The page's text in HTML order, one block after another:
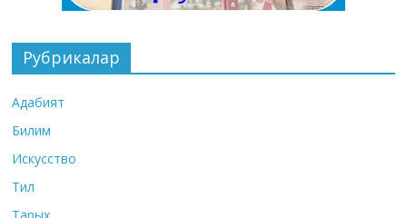
Рубрикалар
Адабият
Билим
Искусство
Тил